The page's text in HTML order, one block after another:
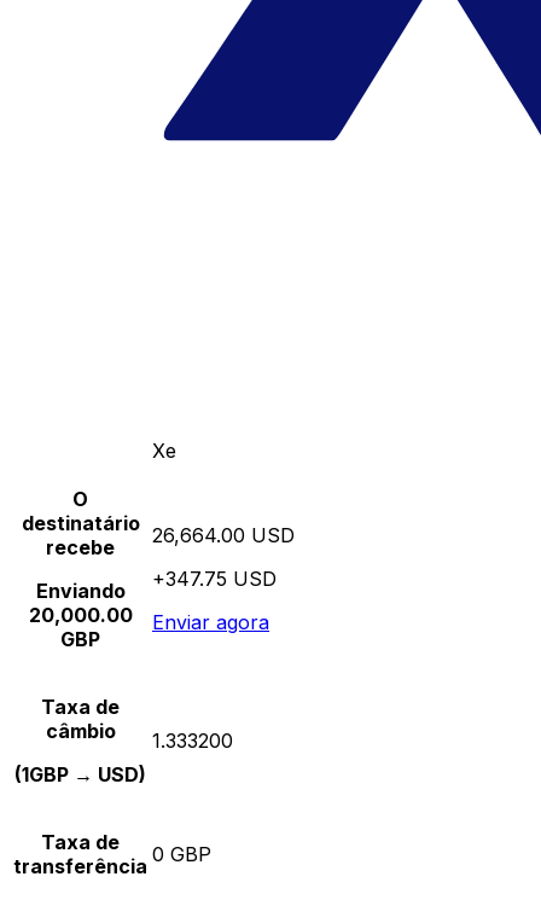
Xe
O
destinatário
recebe
Enviando
20,000.00
GBP
26,664.00 USD
+347.75 USD
Enviar agora
Taxa de
câmbio
(1GBP → USD)
1.333200
Taxa de
transferência 0 GBP